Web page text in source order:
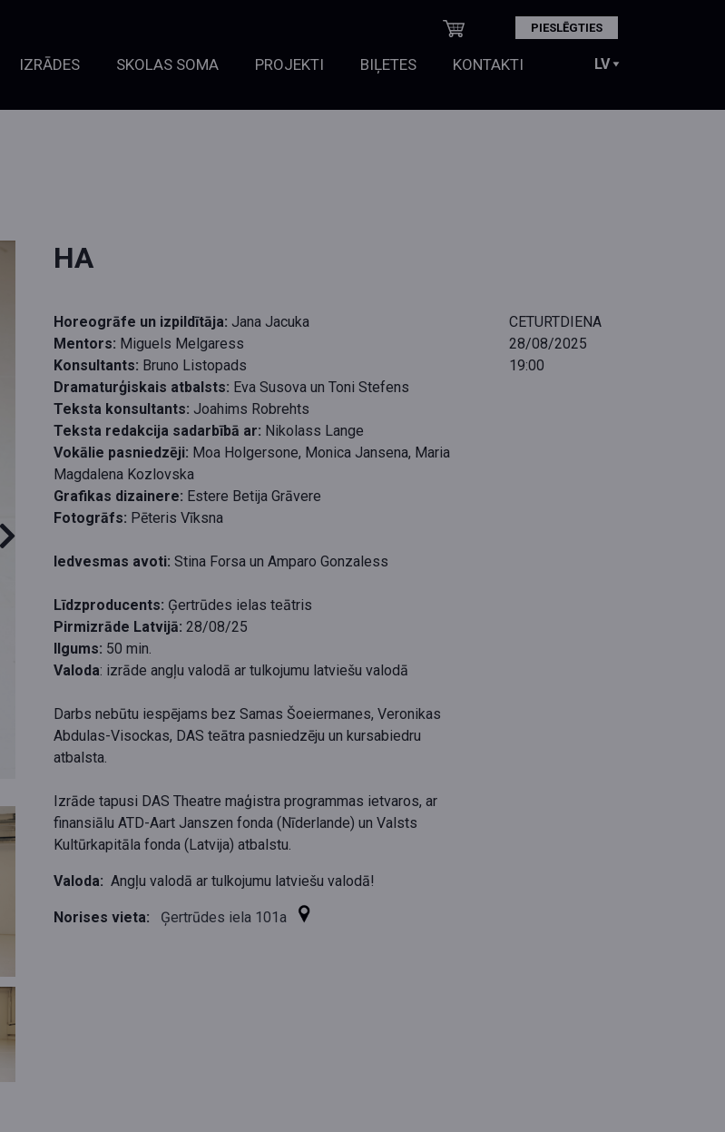
PIESLĒGTIES
IZRĀDES SKOLAS SOMA PROJEKTI BIĻETES KONTAKTI
HA
Horeogrāfe un izpildītāja: Jana Jacuka
Mentors: Miguels Melgaress
Konsultants: Bruno Listopads
Dramaturģiskais atbalsts: Eva Susova un Toni Stefens
Teksta konsultants: Joahims Robrehts
Teksta redakcija sadarbībā ar: Nikolass Lange
Vokālie pasniedzēji: Moa Holgersone, Monica Jansena, Maria
Magdalena Kozlovska
Grafikas dizainere: Estere Betija Grāvere
Fotogrāfs: Pēteris Vīksna
Iedvesmas avoti: Stina Forsa un Amparo Gonzaless
Līdzproducents: Ģertrūdes ielas teātris
Pirmizrāde Latvijā: 28/08/25
Ilgums: 50 min.
Valoda: izrāde angļu valodā ar tulkojumu latviešu valodā
Darbs nebūtu iespējams bez Samas Šoeiermanes, Veronikas
Abdulas-Visockas, DAS teātra pasniedzēju un kursabiedru
atbalsta.
Izrāde tapusi DAS Theatre maģistra programmas ietvaros, ar
finansiālu ATD-Aart Janszen fonda (Nīderlande) un Valsts
Kultūrkapitāla fonda (Latvija) atbalstu.
Valoda: Angļu valodā ar tulkojumu latviešu valodā!
Norises vieta: Ģertrūdes iela 101a
CETURTDIENA
28/08/2025
19:00